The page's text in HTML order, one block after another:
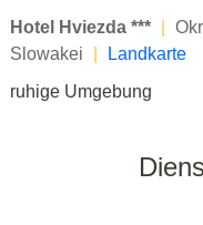
Hotel Hviezda ***
Slowakei
Landkarte
ruhige Umgebung